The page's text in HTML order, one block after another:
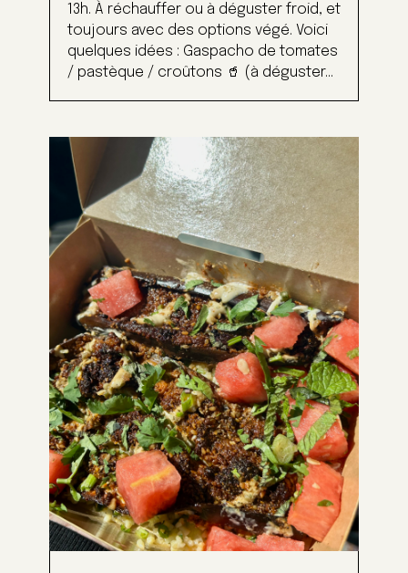
13h. À réchauffer ou à déguster froid, et
toujours avec des options végé. Voici
quelques idées : Gaspacho de tomates
/ pastèque / croûtons 🥤 (à déguster...